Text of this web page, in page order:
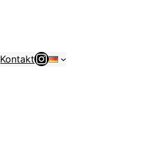
KontaktInstagram